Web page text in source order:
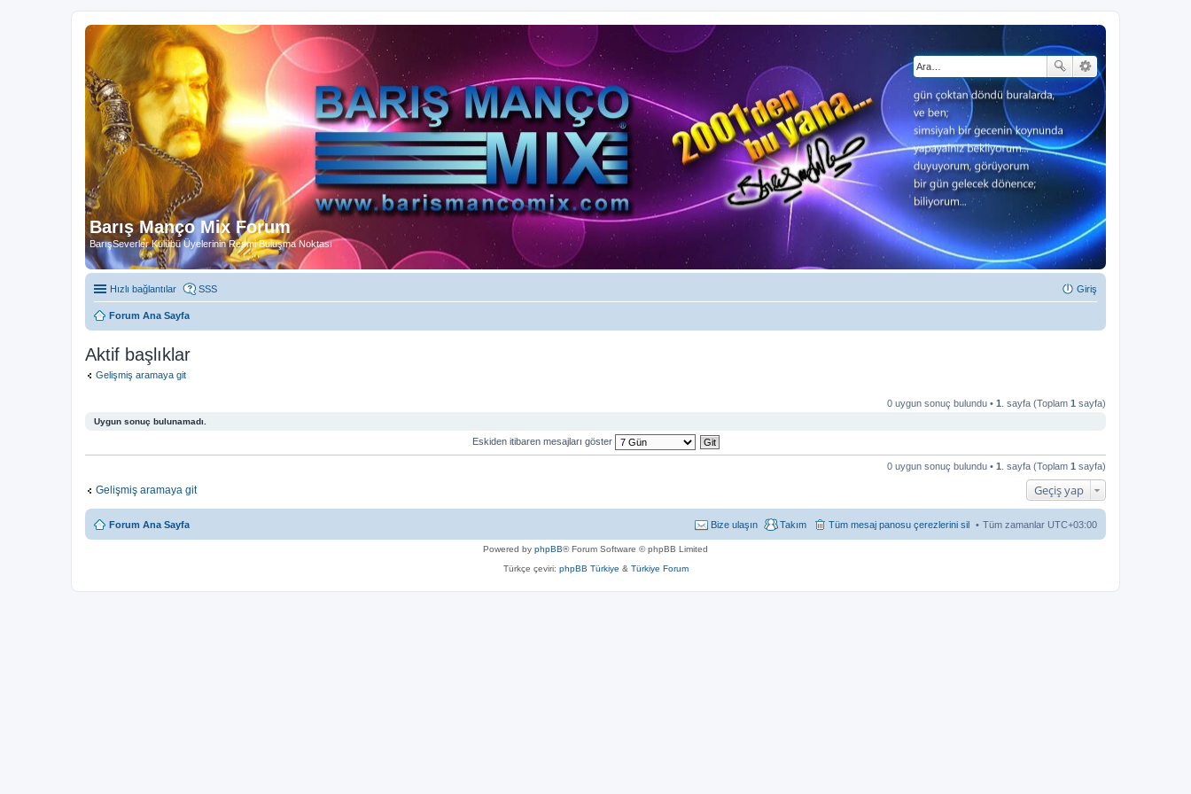
Barış Manço Mix Forum
BarışSeverler Kulübü Üyelerinin Resmi Buluşma Noktası
Hızlı bağlantılar SSS Giriş
Forum Ana Sayfa
Aktif başlıklar
Gelişmiş aramaya git
0 uygun sonuç bulundu • 1 . sayfa (Toplam 1 sayfa)
Uygun sonuç bulunamadı.
Eskiden itibaren mesajları göster
0 uygun sonuç bulundu • 1 . sayfa (Toplam 1 sayfa)
Gelişmiş aramaya git Geçiş yap
Forum Ana Sayfa Tüm zamanlar UTC+03:00
Tüm mesaj panosu çerezlerini sil
Takım
Bize ulaşın
Powered by phpBB® Forum Software © phpBB Limited
Türkçe çeviri: phpBB Türkiye & Türkiye Forum